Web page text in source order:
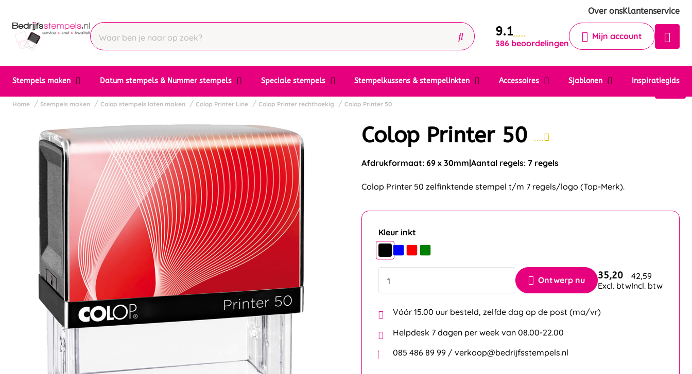
Over onsKlantenservice
9.1
386 beoordelingen
Mijn account
Stempels maken Datum stempels & Nummer stempels Speciale stempels Stempelkussens & stempelinkten Accessoires Sjablonen Inspiratiegids
Krijg een antwoord op uw vraag
Chat 24/7 met onze chatbot voor
Contact
Home Stempels maken Colop stempels laten maken Colop Printer Line Colop Printer rechthoekig Colop Printer 50
Colop Printer 50
Afdrukformaat: 69 x 30mm Aantal regels: 7 regels
Colop Printer 50 zelfinktende stempel t/m 7 regels/logo (Top-Merk).
Kleur inkt
Ontwerp nu 35,20
Excl. btw
42,59
Incl. btw
Vóór 15.00 uur besteld, zelfde dag op de post (ma/vr)
Helpdesk 7 dagen per week van 08.00-22.00
085 486 89 99 / verkoop@bedrijfsstempels.nl